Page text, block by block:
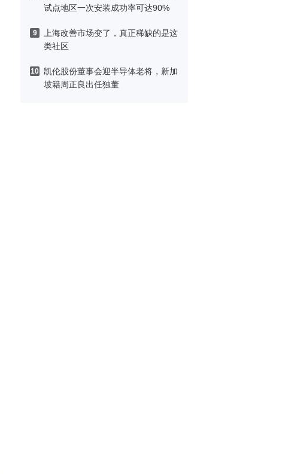
试点地区一次安装成功率可达90%
9
上海改善市场变了，真正稀缺的是这
类社区
10 凯伦股份董事会迎半导体老将，新加
坡籍周正良出任独董